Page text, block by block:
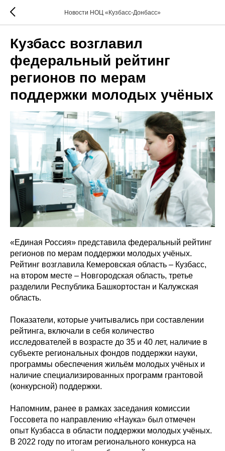
Новости НОЦ «Кузбасс-Донбасс»
Кузбасс возглавил
федеральный рейтинг
регионов по мерам
поддержки молодых учёных
«Единая Россия» представила федеральный рейтинг
регионов по мерам поддержки молодых учёных.
Рейтинг возглавила Кемеровская область – Кузбасс,
на втором месте – Новгородская область, третье
разделили Республика Башкортостан и Калужская
область.
Показатели, которые учитывались при составлении
рейтинга, включали в себя количество
исследователей в возрасте до 35 и 40 лет, наличие в
субъекте региональных фондов поддержки науки,
программы обеспечения жильём молодых учёных и
наличие специализированных программ грантовой
(конкурсной) поддержки.
Напомним, ранее в рамках заседания комиссии
Госсовета по направлению «Наука» был отмечен
опыт Кузбасса в области поддержки молодых учёных.
В 2022 году по итогам регионального конкурса на